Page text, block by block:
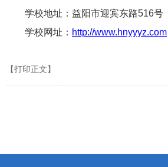
学校地址：益阳市迎宾东路516号
学校网址： http://www.hnyyyz.com
【打印正文】